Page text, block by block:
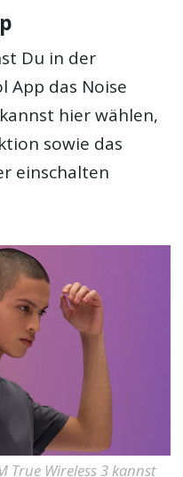
Du in der
App das Noise
hier wählen,
sowie das
einschalten
True Wireless 3 kannst